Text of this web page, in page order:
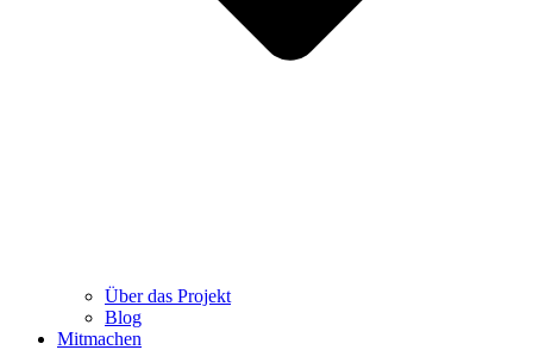
Über das Projekt
Blog
Mitmachen